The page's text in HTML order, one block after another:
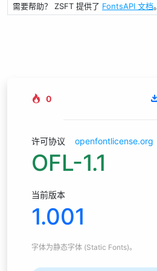
需要帮助？ ZSFT 提供了 FontsAPI 文档。
0
许可协议 openfontlicense.org
OFL-1.1
当前版本
1.001
字体为静态字体 (Static Fonts)。